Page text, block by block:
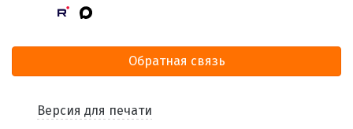
Обратная связь
Версия для печати